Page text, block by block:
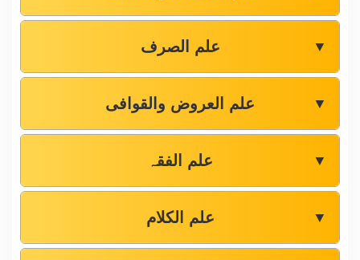
علم الصرف ▼
علم العروض والقوافی ▼
علم الفقہ ▼
علم الکلام ▼